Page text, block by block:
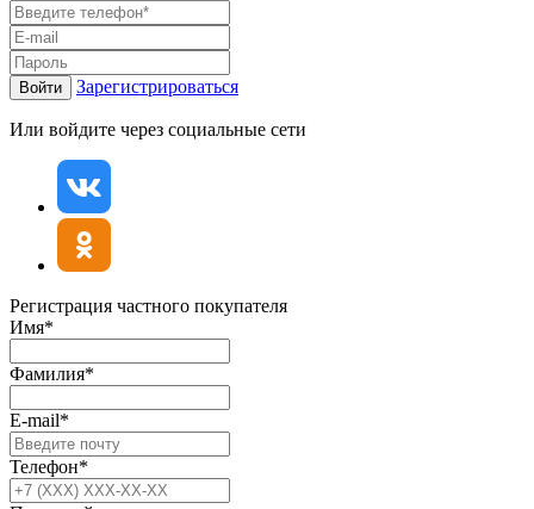
Войти Зарегистрироваться
Или войдите через социальные сети
Регистрация частного покупателя
Имя*
Фамилия*
E-mail*
Телефон*